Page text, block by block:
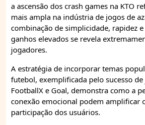
a ascensão dos crash games na KTO
mais ampla na indústria de jogos de
combinação de simplicidade, rapidez
ganhos elevados se revela
jogadores.
A estratégia de incorporar temas
futebol, exemplificada pelo sucesso
FootballX e Goal, demonstra como a
conexão emocional podem amplificar
participação dos usuários.